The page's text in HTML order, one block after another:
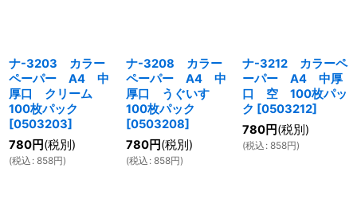
ナ-3203 カラー
ペーパー A4 中
厚口 クリーム
100枚パック
[0503203]
780円(税別)
(税込 : 858円)
ナ-3208 カラー
ペーパー A4 中
厚口 うぐいす
100枚パック
[0503208]
780円(税別)
(税込 : 858円)
ナ-3212 カラーペ
ーパー A4 中厚
口 空 100枚パッ
ク [0503212]
780円(税別)
(税込 : 858円)